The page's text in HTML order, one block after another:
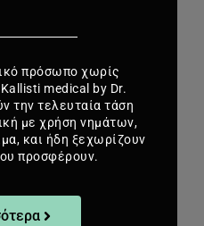
πρόσωπο χωρίς
medical by Dr.
την τελευταία τάση
με χρήση νημάτων,
και ήδη ξεχωρίζουν
προσφέρουν.